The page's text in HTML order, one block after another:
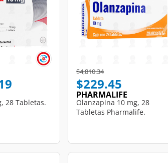
28 Tabletas.
Price reduced from
$4,810.34to
$229.45
PHARMALIFE
Olanzapina 10 mg, 28
Tabletas Pharmalife.